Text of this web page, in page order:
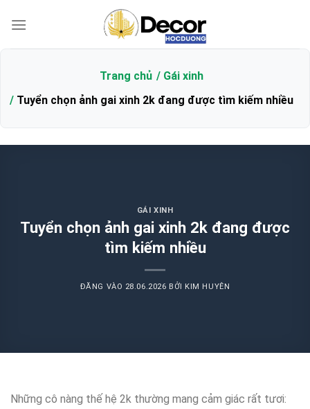
qua
Trang chủ
Gái xinh
Tuyển chọn ảnh gai xinh 2k đang được tìm kiếm nhiều
GÁI XINH
Tuyển chọn ảnh gai xinh 2k đang được
tìm kiếm nhiều
ĐĂNG VÀO 28.06.2026 BỞI KIM HUYÊN
Những cô nàng thế hệ 2k thường mang cảm giác rất tươi: